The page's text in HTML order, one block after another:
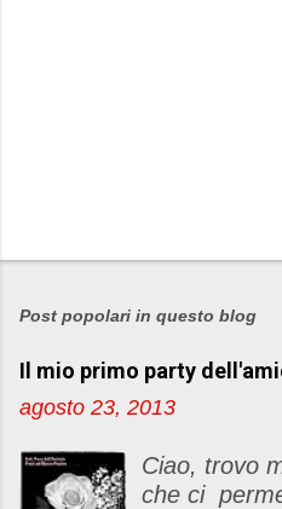
Post popolari in questo blog
Il mio primo party
agosto 23, 2013
Ciao, trovo
che ci